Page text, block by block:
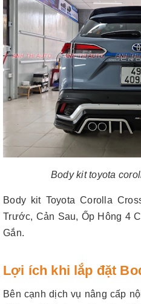
Body kit toyota
Body kit Toyota Corolla
Trước, Cản Sau, Ốp Hông 4
Gắn.
Lợi ích khi lắp đặt
Bên cạnh dịch vụ nâng cấp